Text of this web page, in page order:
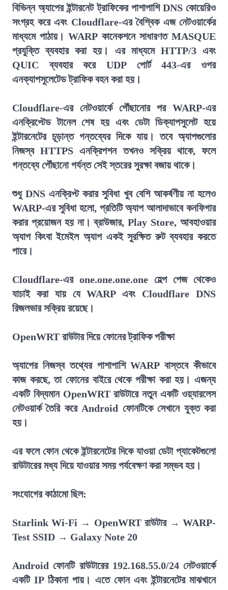
বিভিন্ন অ্যাপের ইন্টারনেট ট্রাফিকের পাশাপাশি DNS কোয়েরিও
সংগ্রহ করে এবং Cloudflare-এর বৈশ্বিক এজ নেটওয়ার্কের
মাধ্যমে পাঠায়। WARP কানেকশনে সাধারণত MASQUE
প্রযুক্তি ব্যবহার করা হয়। এর মাধ্যমে HTTP/3 এবং
QUIC ব্যবহার করে UDP পোর্ট 443-এর ওপর
এনক্যাপসুলেটেড ট্রাফিক বহন করা হয়।
Cloudflare-এর নেটওয়ার্কে পৌঁছানোর পর WARP-এর
এনক্রিপ্টেড টানেল শেষ হয় এবং ডেটা ডিক্যাপসুলেট হয়ে
ইন্টারনেটের চূড়ান্ত গন্তব্যের দিকে যায়। তবে অ্যাপগুলোর
নিজস্ব HTTPS এনক্রিপশন তখনও সক্রিয় থাকে, ফলে
গন্তব্যে পৌঁছানো পর্যন্ত সেই স্তরের সুরক্ষা বজায় থাকে।
শুধু DNS এনক্রিপ্ট করার সুবিধা খুব বেশি আকর্ষণীয় না হলেও
WARP-এর সুবিধা হলো, প্রতিটি অ্যাপ আলাদাভাবে কনফিগার
করার প্রয়োজন হয় না। ব্রাউজার, Play Store, আবহাওয়ার
অ্যাপ কিংবা ইমেইল অ্যাপ একই সুরক্ষিত রুট ব্যবহার করতে
পারে।
Cloudflare-এর one.one.one.one হেল্প পেজ থেকেও
যাচাই করা যায় যে WARP এবং Cloudflare DNS
রিজলভার সক্রিয় রয়েছে।
OpenWRT রাউটার দিয়ে ফোনের ট্রাফিক পরীক্ষা
অ্যাপের নিজস্ব তথ্যের পাশাপাশি WARP বাস্তবে কীভাবে
কাজ করছে, তা ফোনের বাইরে থেকে পরীক্ষা করা হয়। এজন্য
একটি বিদ্যমান OpenWRT রাউটারে নতুন একটি ওয়্যারলেস
নেটওয়ার্ক তৈরি করে Android ফোনটিকে সেখানে যুক্ত করা
হয়।
এর ফলে ফোন থেকে ইন্টারনেটের দিকে যাওয়া ডেটা প্যাকেটগুলো
রাউটারের মধ্য দিয়ে যাওয়ার সময় পর্যবেক্ষণ করা সম্ভব হয়।
সংযোগের কাঠামো ছিল:
Starlink Wi-Fi → OpenWRT রাউটার → WARP-
Test SSID → Galaxy Note 20
Android ফোনটি রাউটারের 192.168.55.0/24 নেটওয়ার্কে
একটি IP ঠিকানা পায়। এতে ফোন এবং ইন্টারনেটের মাঝখানে